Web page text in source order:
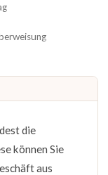
die
können Sie
aus